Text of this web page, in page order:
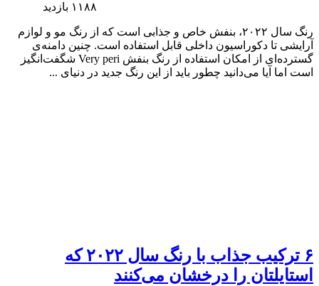
۱۱۸۸ بازدید
رنگ سال ۲۰۲۲، بنفش خاص و جذابی است که از رنگ مو و لوازم
آرایشی تا دکوراسیون داخلی قابل استفاده است. چنین دامنه‌ی
گسترده‌‌ای از امکان استفاده از رنگ بنفش Very peri شگفت‌انگیز
است اما آیا می‌دانید چطور باید از این رنگ جدید در دنیای ...
۶ ترکیب جذاب با رنگ سال ۲۰۲۲ که
استایلتان را درخشان می‌کنند